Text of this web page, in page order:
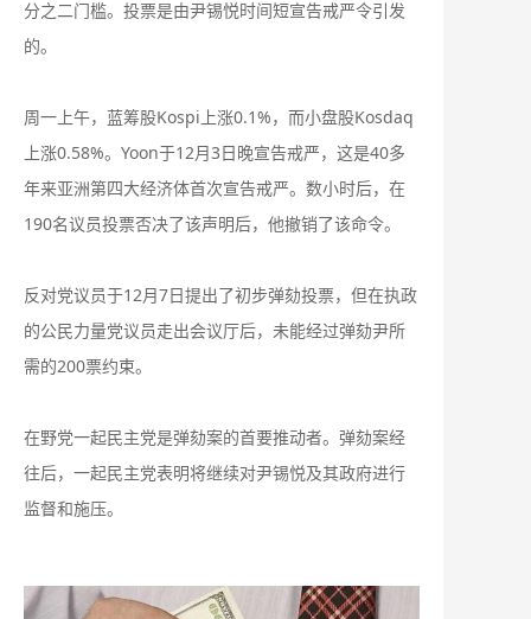
分之二门槛。投票是由尹锡悦时间短宣告戒严令引发
的。
周一上午，蓝筹股Kospi上涨0.1%，而小盘股Kosdaq
上涨0.58%。Yoon于12月3日晚宣告戒严，这是40多
年来亚洲第四大经济体首次宣告戒严。数小时后，在
190名议员投票否决了该声明后，他撤销了该命令。
反对党议员于12月7日提出了初步弹劾投票，但在执政
的公民力量党议员走出会议厅后，未能经过弹劾尹所
需的200票约束。
在野党一起民主党是弹劾案的首要推动者。弹劾案经
往后，一起民主党表明将继续对尹锡悦及其政府进行
监督和施压。